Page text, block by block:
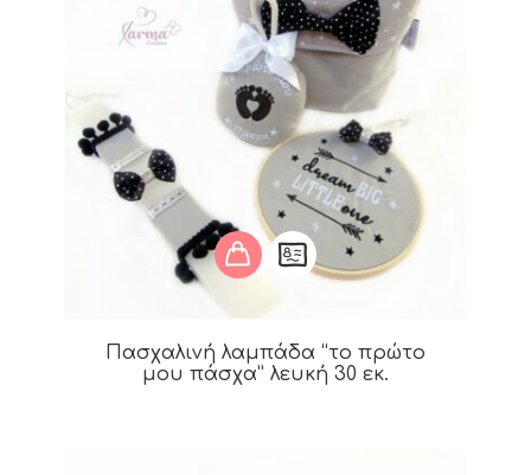
Πασχαλινή λαμπάδα “το πρώτο
μου πάσχα” λευκή 30 εκ.